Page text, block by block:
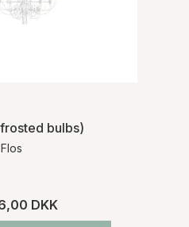
bulbs)
Flos
DKK